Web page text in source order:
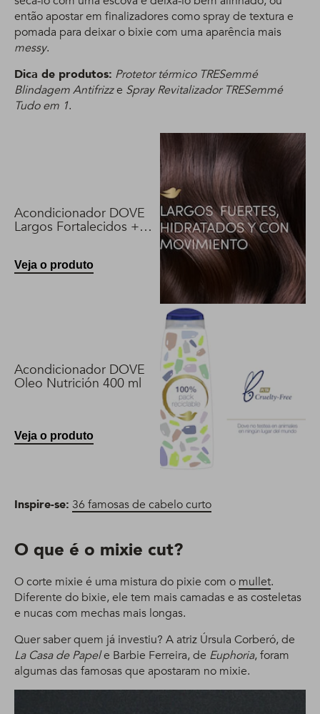
então apostar em finalizadores como spray de textura e
pomada para deixar o bixie com uma aparência mais
messy.
Dica de produtos: Protetor térmico TRESemmé
Blindagem Antifrizze Spray Revitalizador TRESemmé
Tudo em 1.
Acondicionador DOVE
Largos Fortalecidos +
Veja o produto
Acondicionador DOVE
Oleo Nutrición 400 ml
Veja o produto
Inspire-se: 36 famosas de cabelo curto
O que é o mixie cut?
O corte mixie é uma mistura do pixie com o mullet.
Diferente do bixie, ele tem mais camadas e as costeletas
e nucas com mechas mais longas.
Quer saber quem já investiu? A atriz Úrsula Corberó, de
La Casa de Papele Barbie Ferreira, de Euphoria, foram
algumas das famosas que apostaram no mixie.